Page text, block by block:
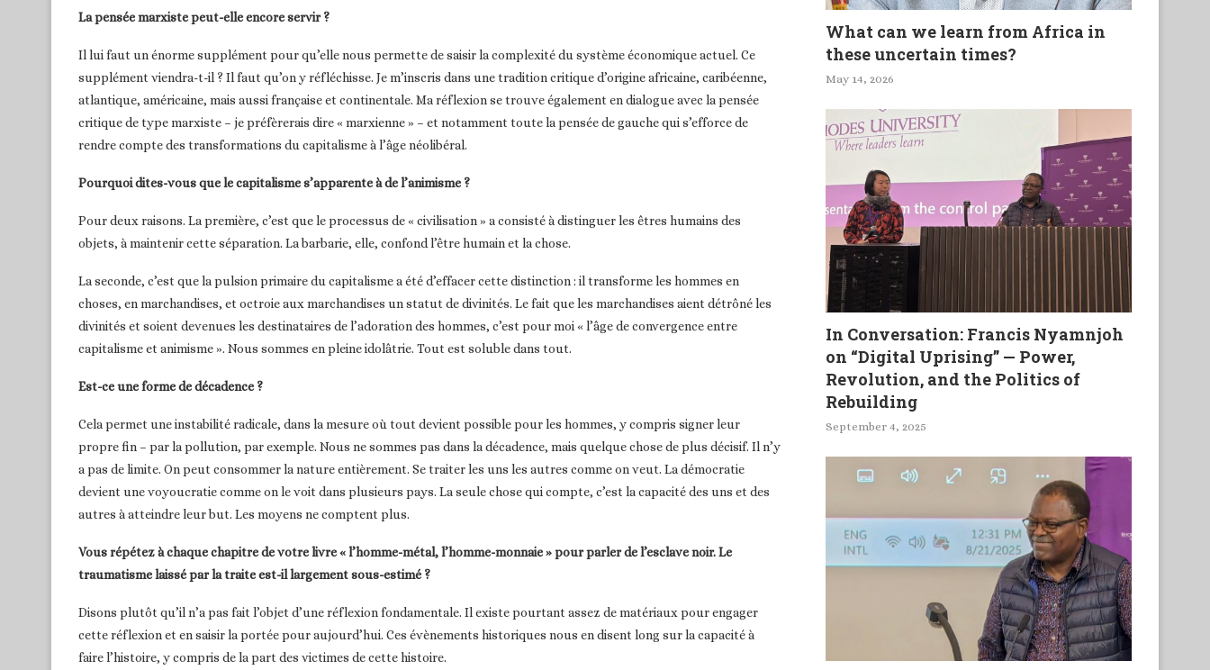
La pensée marxiste peut-elle encore servir ?
Il lui faut un énorme supplément pour qu’elle nous permette de saisir la complexité du système économique actuel. Ce
supplément viendra-t-il ? Il faut qu’on y réfléchisse. Je m’inscris dans une tradition critique d’origine africaine, caribéenne,
atlantique, américaine, mais aussi française et continentale. Ma réflexion se trouve également en dialogue avec la pensée
critique de type marxiste – je préfèrerais dire « marxienne » – et notamment toute la pensée de gauche qui s’efforce de
rendre compte des transformations du capitalisme à l’âge néolibéral.
Pourquoi dites-vous que le capitalisme s’apparente à de l’animisme ?
Pour deux raisons. La première, c’est que le processus de « civilisation » a consisté à distinguer les êtres humains des
objets, à maintenir cette séparation. La barbarie, elle, confond l’être humain et la chose.
La seconde, c’est que la pulsion primaire du capitalisme a été d’effacer cette distinction : il transforme les hommes en
choses, en marchandises, et octroie aux marchandises un statut de divinités. Le fait que les marchandises aient détrôné les
divinités et soient devenues les destinataires de l’adoration des hommes, c’est pour moi « l’âge de convergence entre
capitalisme et animisme ». Nous sommes en pleine idolâtrie. Tout est soluble dans tout.
Est-ce une forme de décadence ?
Cela permet une instabilité radicale, dans la mesure où tout devient possible pour les hommes, y compris signer leur
propre fin – par la pollution, par exemple. Nous ne sommes pas dans la décadence, mais quelque chose de plus décisif. Il n’y
a pas de limite. On peut consommer la nature entièrement. Se traiter les uns les autres comme on veut. La démocratie
devient une voyoucratie comme on le voit dans plusieurs pays. La seule chose qui compte, c’est la capacité des uns et des
autres à atteindre leur but. Les moyens ne comptent plus.
Vous répétez à chaque chapitre de votre livre « l’homme-métal, l’homme-monnaie » pour parler de l’esclave noir. Le
traumatisme laissé par la traite est-il largement sous-estimé ?
Disons plutôt qu’il n’a pas fait l’objet d’une réflexion fondamentale. Il existe pourtant assez de matériaux pour engager
cette réflexion et en saisir la portée pour aujourd’hui. Ces évènements historiques nous en disent long sur la capacité à
faire l’histoire, y compris de la part des victimes de cette histoire.
What can we learn from Africa in
these uncertain times?
May 14, 2026
In Conversation: Francis Nyamnjoh
on “Digital Uprising” — Power,
Revolution, and the Politics of
Rebuilding
September 4, 2025